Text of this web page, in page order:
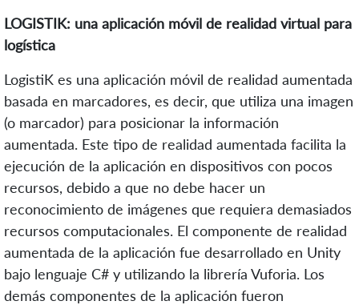
LOGISTIK: una aplicación móvil de realidad virtual para
logística
LogistiK es una aplicación móvil de realidad aumentada
basada en marcadores, es decir, que utiliza una imagen
(o marcador) para posicionar la información
aumentada. Este tipo de realidad aumentada facilita la
ejecución de la aplicación en dispositivos con pocos
recursos, debido a que no debe hacer un
reconocimiento de imágenes que requiera demasiados
recursos computacionales. El componente de realidad
aumentada de la aplicación fue desarrollado en Unity
bajo lenguaje C# y utilizando la librería Vuforia. Los
demás componentes de la aplicación fueron